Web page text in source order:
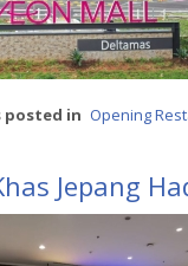
posted in Opening
Jepang